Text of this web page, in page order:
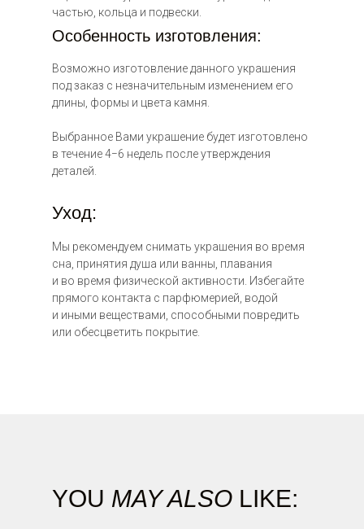
Мы рекомендуем снимать украшения во время
сна, принятия душа или ванны, плавания
и во время физической активности. Избегайте
прямого контакта с парфюмерией, водой
и иными веществами, способными повредить
или обесцветить покрытие.
Уход:
Возможно изготовление данного украшения
под заказ с незначительным изменением его
длины, формы и цвета камня.
Выбранное Вами украшение будет изготовлено
в течение 4−6 недель после утверждения
деталей.
Особенность изготовления:
частью, кольца и подвески.
цена: по запросу
цена: по
цена: по запросу
YOU MAY ALSO LIKE: